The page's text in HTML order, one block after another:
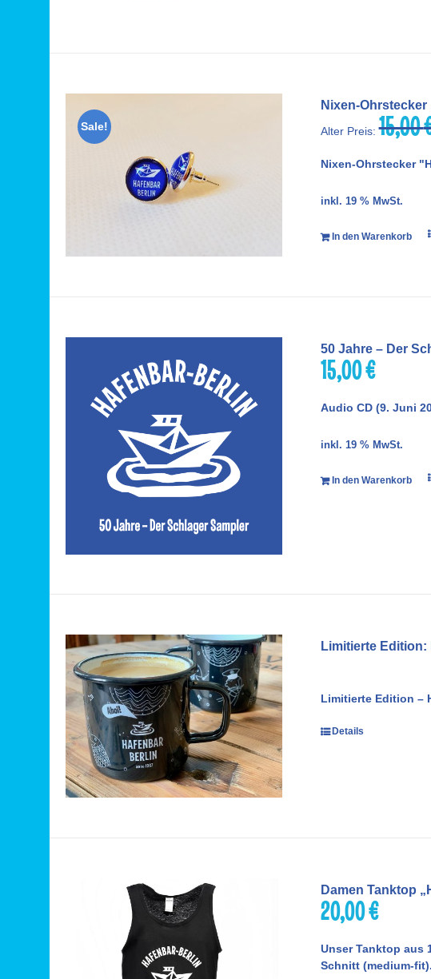
Sale!
Nixen-
Alter Preis: 15,00
Nixen-Ohrstecker
inkl. 19 % MwSt.
In den Warenkorb
50 Jahre – Der
15,00€
Audio CD (9. Juni
inkl. 19 % MwSt.
In den Warenkorb
Limitierte Edition:
Limitierte Edition –
Details
Damen Tanktop
20,00€
Unser Tanktop aus
Schnitt (medium-fit).